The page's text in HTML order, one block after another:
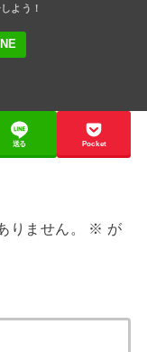
送る Pocket
りません。 ※ が